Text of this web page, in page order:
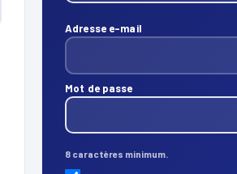
Adresse e-mail
Mot de passe
8 caractères minimum.